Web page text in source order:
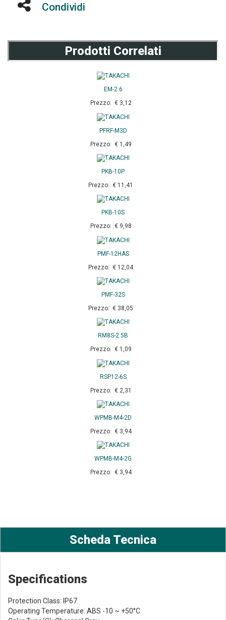
Condividi
Prodotti Correlati
EM-2.6
Prezzo: € 3,12
PFRF-M3D
Prezzo: € 1,49
PKB-10P
Prezzo: € 11,41
PKB-10S
Prezzo: € 9,98
PMF-12HAS
Prezzo: € 12,04
PMF-32S
Prezzo: € 38,05
RM8S-2.5B
Prezzo: € 1,09
RSP12-6S
Prezzo: € 2,31
WPMB-M4-2D
Prezzo: € 3,94
WPMB-M4-2G
Prezzo: € 3,94
Scheda Tecnica
Specifications
Protection Class: IP67
Operating Temperature: ABS -10 ~ +50°C